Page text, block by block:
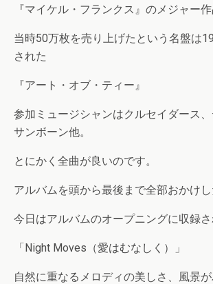
『マイケル・フランクス』のメジャー作
当時50万枚を売り上げたという名盤は
された
『アート・オブ・ティー』
参加ミュージシャンはクルセイダース、
サンボーン他。
とにかく全曲が良いのです。
アルバムを頭から最後まで全部おかけし
今日はアルバムのオープニングに収録
「Night Moves（愛はむなしく）」
自然に重なるメロディの美しさ、風景